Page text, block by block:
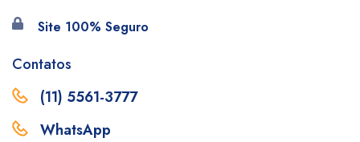
Site 100% Seguro
Contatos
(11) 5561-3777
WhatsApp